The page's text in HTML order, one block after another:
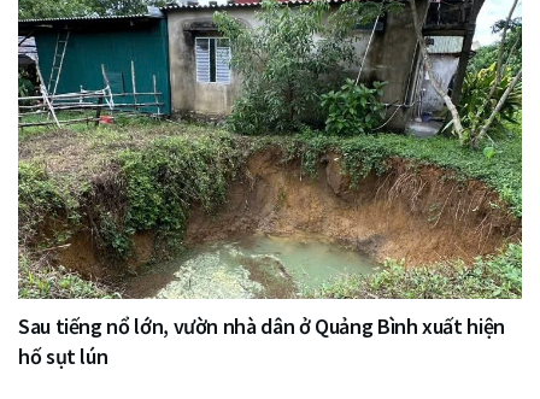
Sau tiếng nổ lớn, vườn nhà dân ở Quảng Bình xuất hiện
hố sụt lún